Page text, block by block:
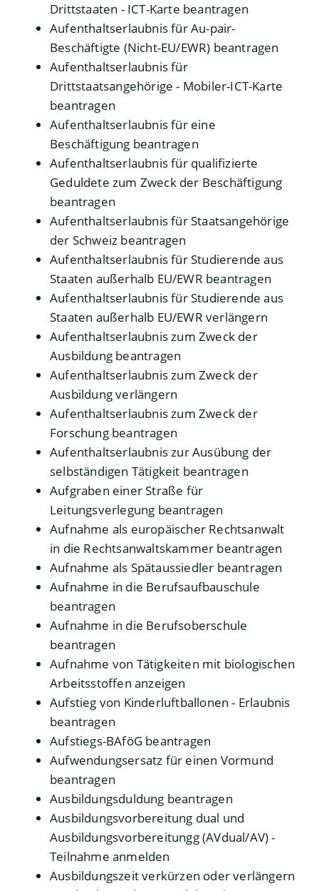
Drittstaaten - ICT-Karte beantragen
Aufenthaltserlaubnis für Au-pair-
Beschäftigte (Nicht-EU/EWR) beantragen
Aufenthaltserlaubnis für
Drittstaatsangehörige - Mobiler-ICT-Karte
beantragen
Aufenthaltserlaubnis für eine
Beschäftigung beantragen
Aufenthaltserlaubnis für qualifizierte
Geduldete zum Zweck der Beschäftigung
beantragen
Aufenthaltserlaubnis für Staatsangehörige
der Schweiz beantragen
Aufenthaltserlaubnis für Studierende aus
Staaten außerhalb EU/EWR beantragen
Aufenthaltserlaubnis für Studierende aus
Staaten außerhalb EU/EWR verlängern
Aufenthaltserlaubnis zum Zweck der
Ausbildung beantragen
Aufenthaltserlaubnis zum Zweck der
Ausbildung verlängern
Aufenthaltserlaubnis zum Zweck der
Forschung beantragen
Aufenthaltserlaubnis zur Ausübung der
selbständigen Tätigkeit beantragen
Aufgraben einer Straße für
Leitungsverlegung beantragen
Aufnahme als europäischer Rechtsanwalt
in die Rechtsanwaltskammer beantragen
Aufnahme als Spätaussiedler beantragen
Aufnahme in die Berufsaufbauschule
beantragen
Aufnahme in die Berufsoberschule
beantragen
Aufnahme von Tätigkeiten mit biologischen
Arbeitsstoffen anzeigen
Aufstieg von Kinderluftballonen - Erlaubnis
beantragen
Aufstiegs-BAföG beantragen
Aufwendungsersatz für einen Vormund
beantragen
Ausbildungsduldung beantragen
Ausbildungsvorbereitung dual und
Ausbildungsvorbereitungg (AVdual/AV) -
Teilnahme anmelden
Ausbildungszeit verkürzen oder verlängern